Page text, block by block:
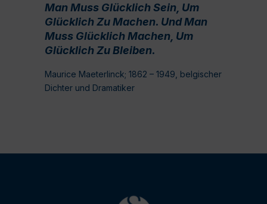
Man Muss Glücklich Sein, Um
Glücklich Zu Machen. Und Man
Muss Glücklich Machen, Um
Glücklich Zu Bleiben.
Maurice Maeterlinck; 1862 – 1949, belgischer
Dichter und Dramatiker